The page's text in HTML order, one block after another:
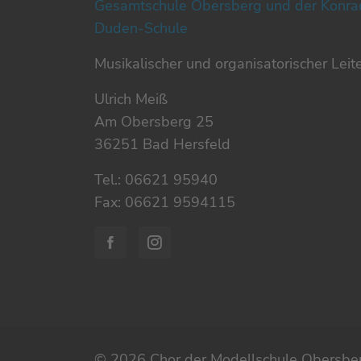
Gesamtschule Obersberg und der
Duden-Schule
Musikalischer und organisatorischer
Ulrich Meiß
Am Obersberg 25
36251 Bad Hersfeld
Tel.: 06621 95940
Fax: 06621 9594115